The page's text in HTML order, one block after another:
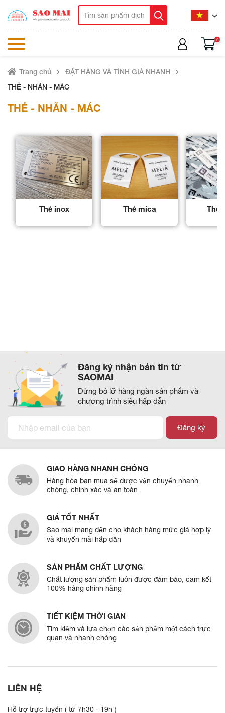
0
Trang chủ
ĐẶT HÀNG VÀ TÍNH GIÁ NHANH
THẺ - NHÃN - MÁC
THẺ - NHÃN - MÁC
Thẻ inox Thẻ mica Thẻ
Đăng ký nhận bản tin từ
SAOMAI
Đừng bỏ lỡ hàng ngàn sản phẩm và
chương trình siêu hấp dẫn
Đăng ký
GIAO HÀNG NHANH CHÓNG
Hàng hóa bạn mua sẽ được vận chuyển nhanh
chóng, chính xác và an toàn
GIÁ TỐT NHẤT
Sao mai mang đến cho khách hàng mức giá hợp lý
và khuyến mãi hấp dẫn
SẢN PHẨM CHẤT LƯỢNG
Chất lượng sản phẩm luôn được đảm bảo, cam kết
100% hàng chính hãng
TIẾT KIỆM THỜI GIAN
Tìm kiếm và lựa chọn các sản phẩm một cách trực
quan và nhanh chóng
LIÊN HỆ
Hỗ trợ trực tuyến ( từ 7h30 - 19h )